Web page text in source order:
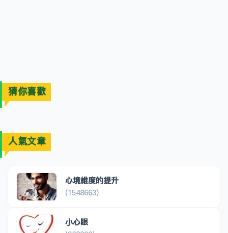
猜你喜歡
人氣文章
心境維度的提升
(1548663)
小心眼